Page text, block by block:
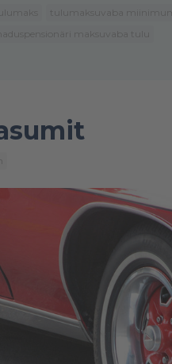
tulumaksuvaba miinimum
maksuvaba tulu